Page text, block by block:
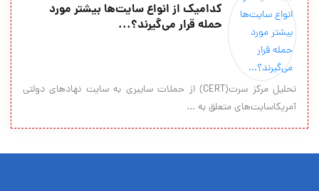
کدامیک از انواع سایت‌ها بیشتر مورد
حمله قرار می‌گیرند؟...
تحلیل مرکز سرت(CERT) از حملات سایبری به سایت نهادهای دولتی
آمریکاسایت‌های متعلق به ...